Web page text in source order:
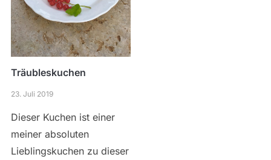
Träubleskuchen
23. Juli 2019
Dieser Kuchen ist einer
meiner absoluten
Lieblingskuchen zu dieser